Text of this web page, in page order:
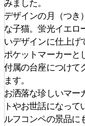
みました。
デザインの月（つき
な子猫。蛍光イエロ
いデザインに仕上げ
ポケットマーカーと
付属の台座につけて
ます。
お洒落な珍しいマー
トやお世話になっ
ルフコンペの景品に